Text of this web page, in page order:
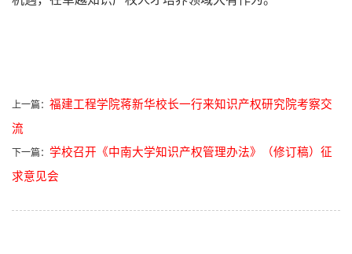
上一篇： 福建工程学院蒋新华校长一行来知识产权研究院考察交
流
下一篇： 学校召开《中南大学知识产权管理办法》（修订稿）征
求意见会